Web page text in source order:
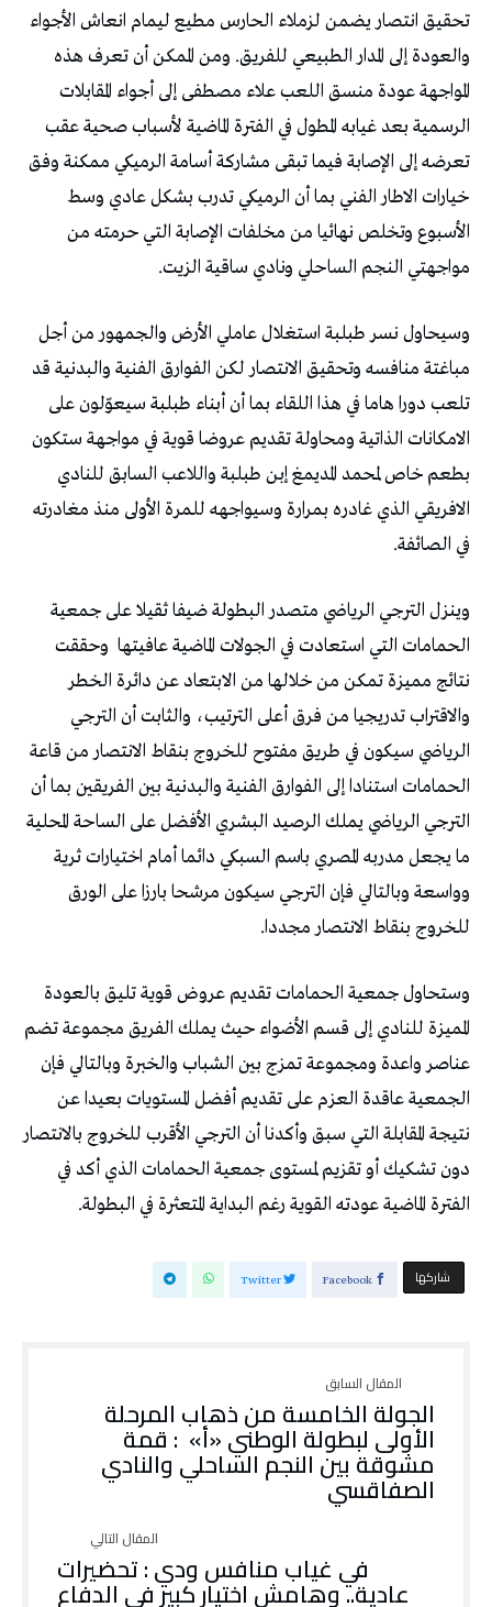
تحقيق انتصار يضمن لزملاء الحارس مطيع ليمام انعاش الأجواء
والعودة إلى المدار الطبيعي للفريق. ومن الممكن أن تعرف هذه
المواجهة عودة منسق اللعب علاء مصطفى إلى أجواء المقابلات
الرسمية بعد غيابه المطول في الفترة الماضية لأسباب صحية عقب
تعرضه إلى الإصابة فيما تبقى مشاركة أسامة الرميكي ممكنة وفق
خيارات الاطار الفني بما أن الرميكي تدرب بشكل عادي وسط
الأسبوع وتخلص نهائيا من مخلفات الإصابة التي حرمته من
مواجهتي النجم الساحلي ونادي ساقية الزيت.
وسيحاول نسر طبلبة استغلال عاملي الأرض والجمهور من أجل
مباغتة منافسه وتحقيق الانتصار لكن الفوارق الفنية والبدنية قد
تلعب دورا هاما في هذا اللقاء بما أن أبناء طبلبة سيعوّلون على
الامكانات الذاتية ومحاولة تقديم عروضا قوية في مواجهة ستكون
بطعم خاص لمحمد المديمغ إبن طبلبة واللاعب السابق للنادي
الافريقي الذي غادره بمرارة وسيواجهه للمرة الأولى منذ مغادرته
في الصائفة.
وينزل الترجي الرياضي متصدر البطولة ضيفا ثقيلا على جمعية
الحمامات التي استعادت في الجولات الماضية عافيتها وحققت
نتائج مميزة تمكن من خلالها من الابتعاد عن دائرة الخطر
والاقتراب تدريجيا من فرق أعلى الترتيب، والثابت أن الترجي
الرياضي سيكون في طريق مفتوح للخروج بنقاط الانتصار من قاعة
الحمامات استنادا إلى الفوارق الفنية والبدنية بين الفريقين بما أن
الترجي الرياضي يملك الرصيد البشري الأفضل على الساحة المحلية
ما يجعل مدربه المصري باسم السبكي دائما أمام اختيارات ثرية
وواسعة وبالتالي فإن الترجي سيكون مرشحا بارزا على الورق
للخروج بنقاط الانتصار مجددا.
وستحاول جمعية الحمامات تقديم عروض قوية تليق بالعودة
المميزة للنادي إلى قسم الأضواء حيث يملك الفريق مجموعة تضم
عناصر واعدة ومجموعة تمزج بين الشباب والخبرة وبالتالي فإن
الجمعية عاقدة العزم على تقديم أفضل المستويات بعيدا عن
نتيجة المقابلة التي سبق وأكدنا أن الترجي الأقرب للخروج بالانتصار
دون تشكيك أو تقزيم لمستوى جمعية الحمامات الذي أكد في
الفترة الماضية عودته القوية رغم البداية المتعثرة في البطولة.
‫‫ شاركها‬ Facebook
Twitter
الجولة الخامسة من ذهاب المرحلة
الأولى لبطولة الوطني «أ» : قمة
مشوقة بين النجم الساحلي والنادي
الصفاقسي
في غياب منافس ودي : تحضيرات
عادية.. وهامش اختيار كبير في الدفاع